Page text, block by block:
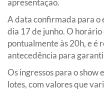
apresentação.
A data confirmada para
dia 17 de junho. O
pontualmente às 20h, e é
antecedência para
Os ingressos para o
lotes, com valores que